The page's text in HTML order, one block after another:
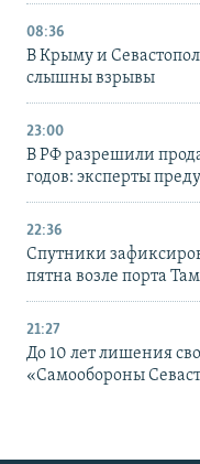
08:36
В Крыму и
слышны взрывы
23:00
В РФ разрешили
годов: эксперты
22:36
Спутники
пятна возле порта
21:27
До 10 лет лишения
«Самообороны